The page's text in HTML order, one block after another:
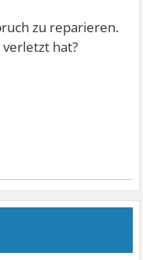
zu reparieren.
hat?